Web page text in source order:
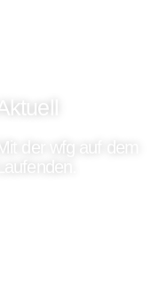
Aktuell
Mit der wfg auf dem
Laufenden.